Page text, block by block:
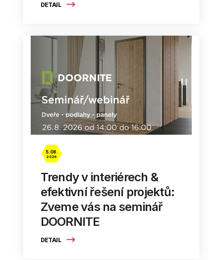
DETAIL
DETAIL
5. 08.
2026
Trendy v interiérech &
efektivní řešení projektů:
Zveme vás na seminář
DOORNITE